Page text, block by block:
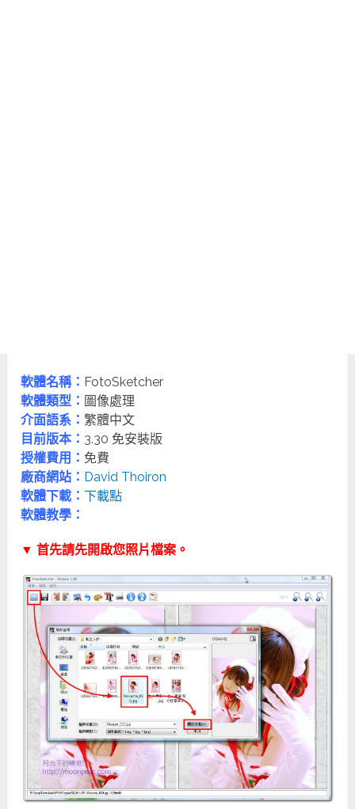
軟體名稱： FotoSketcher
軟體類型： 圖像處理
介面語系：繁體中文
目前版本： 3.30 免安裝版
授權費用： 免費
廠商網站： David Thoiron
軟體下載：下載點
軟體教學：
▼ 首先請先開啟您照片檔案。